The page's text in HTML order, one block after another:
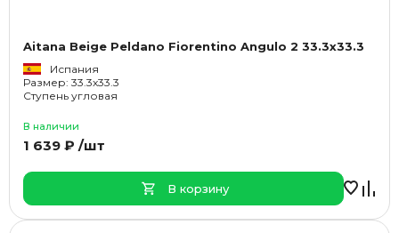
Aitana Beige Peldano Fiorentino Angulo 2 33.3x33.3
Испания
Размер: 33.3x33.3
Ступень угловая
В наличии
1 639 ₽ /шт
В корзину